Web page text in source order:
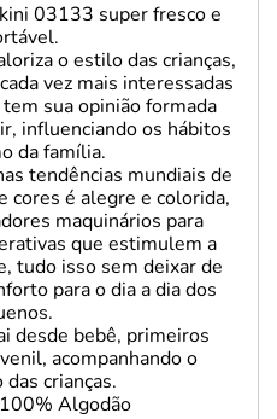
03133 super fresco e
o estilo das crianças,
vez mais interessadas
sua opinião formada
influenciando os hábitos
da família.
tendências mundiais de
cores é alegre e colorida,
maquinários para
que estimulem a
tudo isso sem deixar de
para o dia a dia dos
desde bebê, primeiros
acompanhando o
crianças.
Algodão